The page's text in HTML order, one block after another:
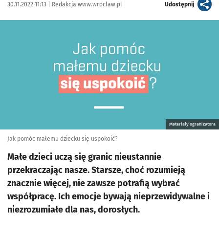
Data publikacji:
30.11.2022 11:13 | Autor:
Redakcja www.wroclaw.pl Udostępnijartykuł
Materiały ogranizatora
Jak pomóc małemu dziecku się uspokoić?
Małe dzieci uczą się granic nieustannie
przekraczając nasze. Starsze, choć rozumieją
znacznie więcej, nie zawsze potrafią wybrać
współpracę. Ich emocje bywają nieprzewidywalne i
niezrozumiałe dla nas, dorosłych.